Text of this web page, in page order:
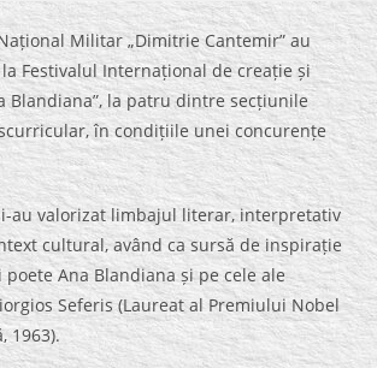
Militar „Dimitrie Cantemir” au
Festivalul Internațional de creație și
Blandiana”, la patru dintre secțiunile
în condițiile unei concurențe
au valorizat limbajul literar, interpretativ
cultural, având ca sursă de inspirație
Ana Blandiana și pe cele ale
Seferis (Laureat al Premiului Nobel
1963).